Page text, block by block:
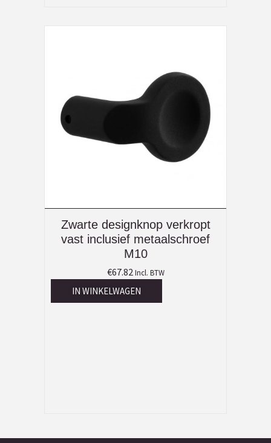
Zwarte designknop verkropt
vast inclusief metaalschroef
M10
€67.82 Incl. BTW
IN WINKELWAGEN